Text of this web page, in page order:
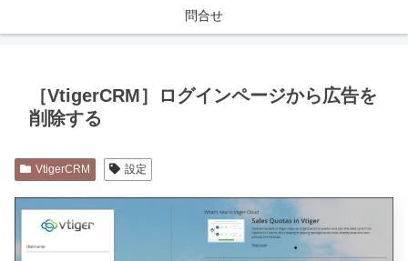
問合せ
［VtigerCRM］ログインページから広告を
削除する
VtigerCRM 設定